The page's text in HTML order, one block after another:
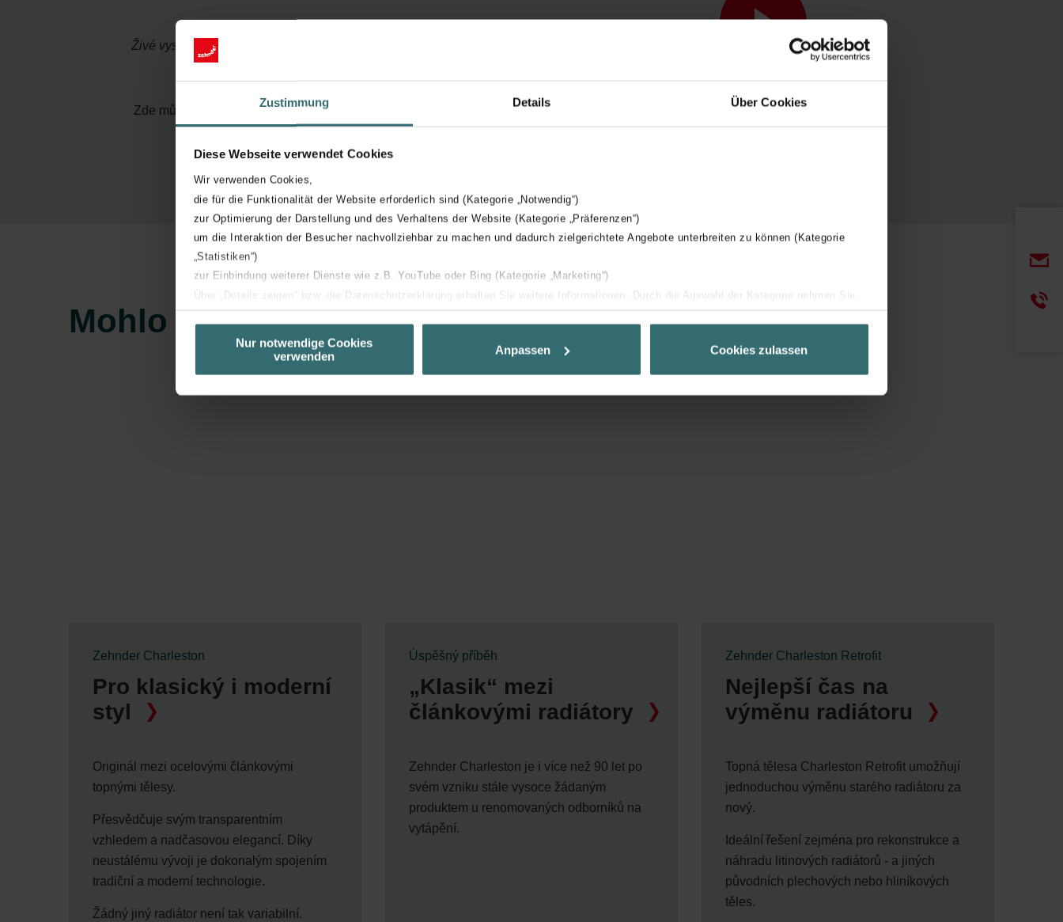
Zustimmung Details Über Cookies
Diese Webseite verwendet Cookies
Wir verwenden Cookies,
die für die Funktionalität der Website erforderlich sind (Kategorie „Notwendig“)
zur Optimierung der Darstellung und des Verhaltens der Website (Kategorie „Präferenzen“)
um die Interaktion der Besucher nachvollziehbar zu machen und dadurch zielgerichtete Angebote unterbreiten zu können (Kategorie
„Statistiken“)
zur Einbindung weiterer Dienste wie z.B. YouTube oder Bing (Kategorie „Marketing“)
Über „Details zeigen“ bzw. die Datenschutzerklärung erhalten Sie weitere Informationen. Durch die Auswahl der Kategorie nehmen Sie
unserer Website verwenden, um Ihnen die bestmögliche Nutzererfahrung zu ermöglichen und Ihnen maßgeschneiderte Informationen
basierend auf Ihren Interessen zur Verfügung zu stellen. Alle Einwilligungen können Sie selbstverständlich über einen Link in der
Datenschutzerklärung widerrufen.
Nur notwendige Cookies
verwenden
Anpassen Cookies zulassen
Živé vysílání online semináře již proběhlo.
Zde můžete zhlédnout záznam webináře:
Mohlo by vás zajímat
Zehnder Charleston
Pro klasický i moderní
styl
Originál mezi ocelovými článkovými
topnými tělesy.
Přesvědčuje svým transparentním
vzhledem a nadčasovou elegancí. Díky
neustálému vývoji je dokonalým spojením
tradiční a moderní technologie.
Žádný jiný radiátor není tak variabilní.
Úspěšný příběh
„Klasik“ mezi
článkovými radiátory
Zehnder Charleston je i více než 90 let po
svém vzniku stále vysoce žádaným
produktem u renomovaných odborníků na
vytápění.
Zehnder Charleston Retrofit
Nejlepší čas na
výměnu radiátoru
Topná tělesa Charleston Retrofit umožňují
jednoduchou výměnu starého radiátoru za
nový.
Ideální řešení zejména pro rekonstrukce a
náhradu litinových radiátorů - a jiných
původních plechových nebo hliníkových
těles.